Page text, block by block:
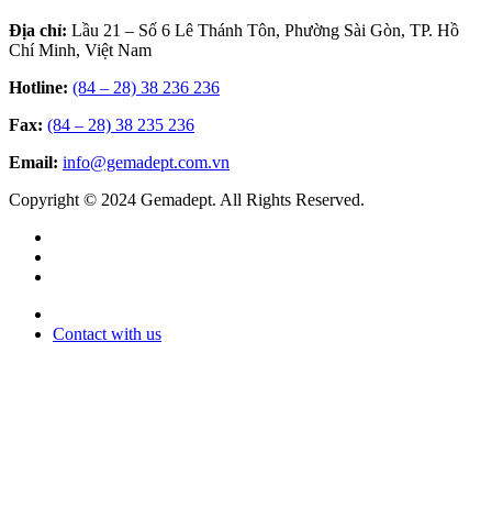
Địa chỉ: Lầu 21 – Số 6 Lê Thánh Tôn, Phường Sài Gòn, TP. Hồ
Chí Minh, Việt Nam
Hotline: (84 – 28) 38 236 236
Fax: (84 – 28) 38 235 236
Email: info@gemadept.com.vn
Copyright © 2024 Gemadept. All Rights Reserved.
Contact with us